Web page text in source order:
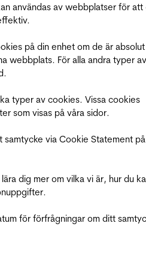
användas av webbplatser för att
på din enhet om de är absolut
webbplats. För alla andra typer av
typer av cookies. Vissa cookies
som visas på våra sidor.
samtycke via Cookie Statement
dig mer om vilka vi är, hur du
för förfrågningar om ditt